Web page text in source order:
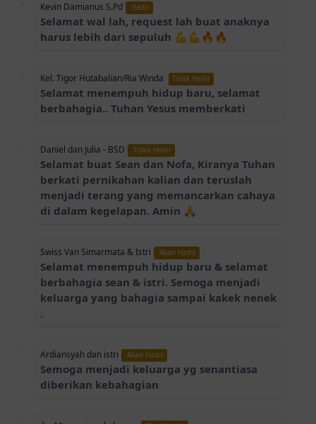
Kevin Damianus S.Pd Hadir
Selamat wal lah, request lah buat anaknya
harus lebih dari sepuluh 💪💪🔥🔥
Kel. Tigor Hutabalian/Ria Winda Tidak Hadir
Selamat menempuh hidup baru, selamat
berbahagia.. Tuhan Yesus memberkati
Daniel dan Julia - BSD Tidak Hadir
Selamat buat Sean dan Nofa, Kiranya Tuhan
berkati pernikahan kalian dan teruslah
menjadi terang yang memancarkan cahaya
di dalam kegelapan. Amin 🙏
Swiss Van Simarmata & Istri Akan Hadir
Selamat menempuh hidup baru & selamat
berbahagia sean & istri. Semoga menjadi
keluarga yang bahagia sampai kakek nenek
.
Ardiansyah dan istri Akan Hadir
Semoga menjadi keluarga yg senantiasa
diberikan kebahagian